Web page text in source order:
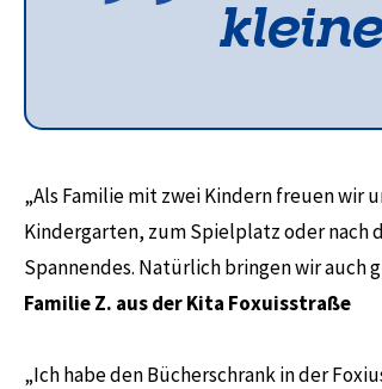
„Als Familie mit zwei Kindern freuen wir
Kindergarten, zum Spielplatz oder nach
Spannendes. Natürlich bringen wir auch
Familie Z. aus der Kita Foxuisstraße
„Ich habe den Bücherschrank in der